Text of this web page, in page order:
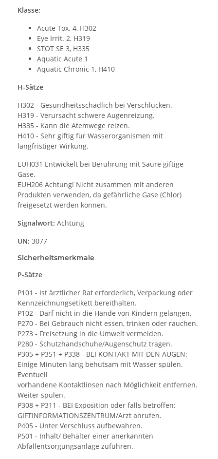
Klasse:
Acute Tox. 4, H302
Eye Irrit. 2, H319
STOT SE 3, H335
Aquatic Acute 1
Aquatic Chronic 1, H410
H-Sätze
H302 - Gesundheitsschädlich bei Verschlucken.
H319 - Verursacht schwere Augenreizung.
H335 - Kann die Atemwege reizen.
H410 - Sehr giftig für Wasserorganismen mit
langfristiger Wirkung.
EUH031 Entwickelt bei Berührung mit Säure giftige
Gase.
EUH206 Achtung! Nicht zusammen mit anderen
Produkten verwenden, da gefährliche Gase (Chlor)
freigesetzt werden können.
Signalwort: Achtung
UN: 3077
Sicherheitsmerkmale
P-Sätze
P101 - Ist ärztlicher Rat erforderlich, Verpackung oder
Kennzeichnungsetikett bereithalten.
P102 - Darf nicht in die Hände von Kindern gelangen.
P270 - Bei Gebrauch nicht essen, trinken oder rauchen.
P273 - Freisetzung in die Umwelt vermeiden.
P280 - Schutzhandschuhe/Augenschutz tragen.
P305 + P351 + P338 - BEI KONTAKT MIT DEN AUGEN:
Einige Minuten lang behutsam mit Wasser spülen.
Eventuell
vorhandene Kontaktlinsen nach Möglichkeit entfernen.
Weiter spülen.
P308 + P311 - BEI Exposition oder falls betroffen:
GIFTINFORMATIONSZENTRUM/Arzt anrufen.
P405 - Unter Verschluss aufbewahren.
P501 - Inhalt/ Behälter einer anerkannten
Abfallentsorgungsanlage zuführen.